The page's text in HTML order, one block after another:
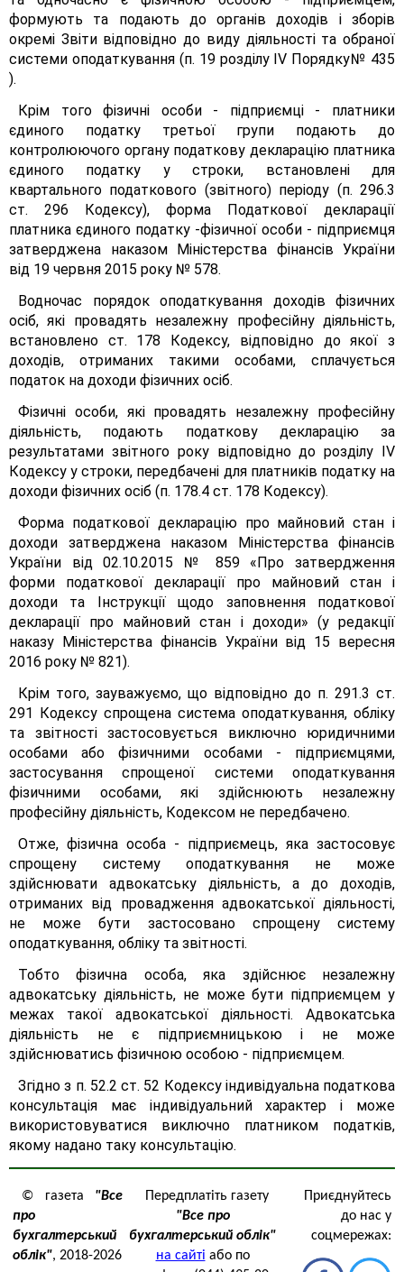
формують та подають до органів доходів і зборів
окремі Звіти відповідно до виду діяльності та обраної
системи оподаткування (п. 19 розділу IV Порядку№ 435
).
Крім того фізичні особи - підприємці - платники
єдиного податку третьої групи подають до
контролюючого органу податкову декларацію платника
єдиного податку у строки, встановлені для
квартального податкового (звітного) періоду (п. 296.3
ст. 296 Кодексу), форма Податкової декларації
платника єдиного податку -фізичної особи - підприємця
затверджена наказом Міністерства фінансів України
від 19 червня 2015 року № 578.
Водночас порядок оподаткування доходів фізичних
осіб, які провадять незалежну професійну діяльність,
встановлено ст. 178 Кодексу, відповідно до якої з
доходів, отриманих такими особами, сплачується
податок на доходи фізичних осіб.
Фізичні особи, які провадять незалежну професійну
діяльність, подають податкову декларацію за
результатами звітного року відповідно до розділу IV
Кодексу у строки, передбачені для платників податку на
доходи фізичних осіб (п. 178.4 ст. 178 Кодексу).
Форма податкової декларацію про майновий стан і
доходи затверджена наказом Міністерства фінансів
України від 02.10.2015 № 859 «Про затвердження
форми податкової декларації про майновий стан і
доходи та Інструкції щодо заповнення податкової
декларації про майновий стан і доходи» (у редакції
наказу Міністерства фінансів України від 15 вересня
2016 року № 821).
Крім того, зауважуємо, що відповідно до п. 291.3 ст.
291 Кодексу спрощена система оподаткування, обліку
та звітності застосовується виключно юридичними
особами або фізичними особами - підприємцями,
застосування спрощеної системи оподаткування
фізичними особами, які здійснюють незалежну
професійну діяльність, Кодексом не передбачено.
Отже, фізична особа - підприємець, яка застосовує
спрощену систему оподаткування не може
здійснювати адвокатську діяльність, а до доходів,
отриманих від провадження адвокатської діяльності,
не може бути застосовано спрощену систему
оподаткування, обліку та звітності.
Тобто фізична особа, яка здійснює незалежну
адвокатську діяльність, не може бути підприємцем у
межах такої адвокатської діяльності. Адвокатська
діяльність не є підприємницькою і не може
здійснюватись фізичною особою - підприємцем.
Згідно з п. 52.2 ст. 52 Кодексу індивідуальна податкова
консультація має індивідуальний характер і може
використовуватися виключно платником податків,
якому надано таку консультацію.
© газета "Все
про
бухгалтерський
облік", 2018-2026
Передплатіть газету
"Все про
бухгалтерський облік"
на сайті або по
Приєднуйтесь
до нас у
соцмережах: